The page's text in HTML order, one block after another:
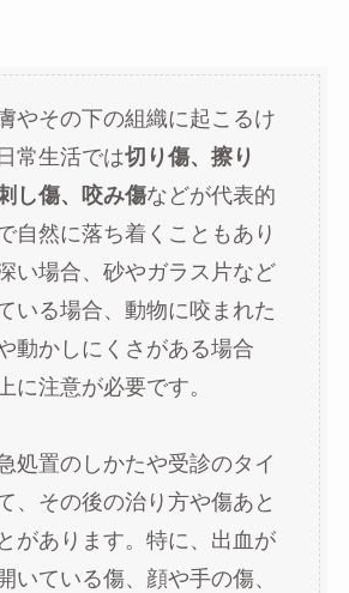
やその下の組織に起こるけ
常生活では切り傷、擦り
し傷、咬み傷などが代表的
自然に落ち着くこともあり
い場合、砂やガラス片など
いる場合、動物に咬まれた
動かしにくさがある場合
に注意が必要です。
処置のしかたや受診のタイ
、その後の治り方や傷あと
があります。特に、出血が
いている傷、顔や手の傷、